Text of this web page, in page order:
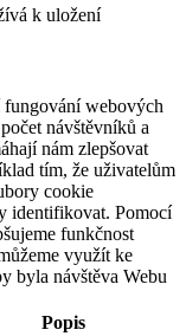
k uložení
fungování webových
návštěvníků a
nám zlepšovat
tím, že uživatelům
cookie
identifikovat. Pomocí
funkčnost
využít ke
byla návštěva Webu
Popis